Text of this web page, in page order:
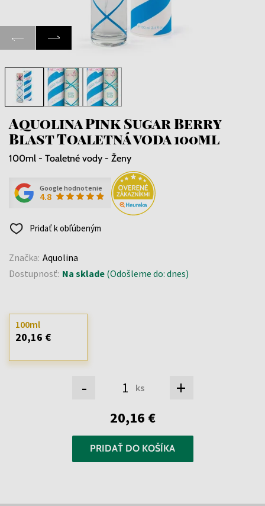
Aquolina Pink Sugar Berry
Blast Toaletná voda 100ml
100ml - Toaletné vody - Ženy
Google hodnotenie
4.8
Pridať k obľúbeným
Značka: Aquolina
Dostupnosť: Na sklade (Odošleme do: dnes)
- ks +
100ml
20,16 €
20,16 €
PRIDAŤ DO KOŠÍKA